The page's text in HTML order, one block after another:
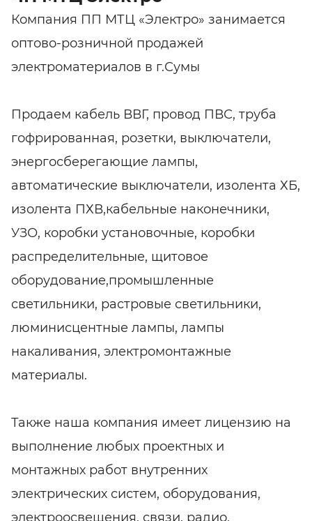
Компания ПП МТЦ «Электро» занимается
оптово-розничной продажей
электроматериалов в г.Сумы
Продаем кабель ВВГ, провод ПВС, труба
гофрированная, розетки, выключатели,
энергосберегающие лампы,
автоматические выключатели, изолента ХБ,
изолента ПХВ,кабельные наконечники,
УЗО, коробки установочные, коробки
распределительные, щитовое
оборудование,промышленные
светильники, растровые светильники,
люминисцентные лампы, лампы
накаливания, электромонтажные
материалы.
Также наша компания имеет лицензию на
выполнение любых проектных и
монтажных работ внутренних
электрических систем, оборудования,
электроосвещения, связи, радио,